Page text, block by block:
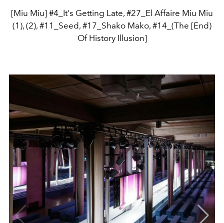
[Miu Miu] #4_It's Getting Late, #27_El Affaire Miu Miu
(1), (2), #11_Seed, #17_Shako Mako, #14_(The [End)
Of History Illusion]